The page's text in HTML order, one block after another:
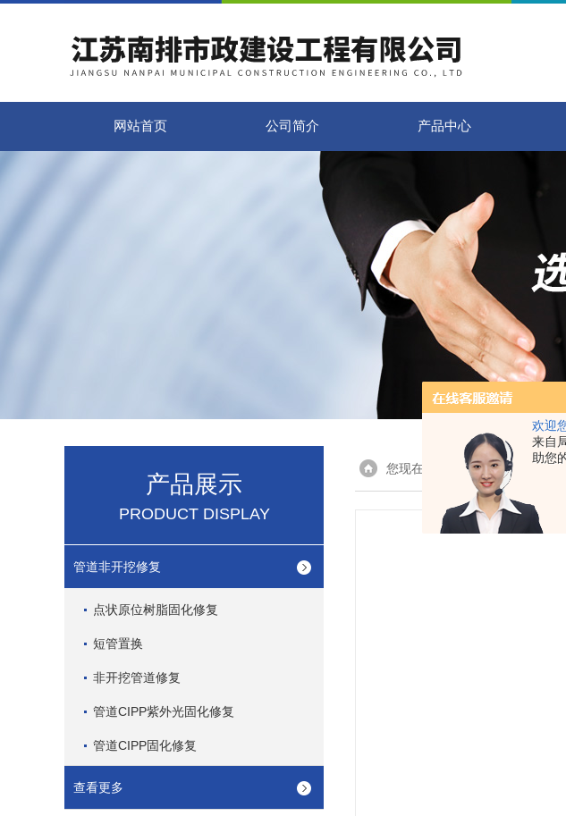
欢迎
来自
助您
网站首页 公司简介 产品中心
产品展示
PRODUCT DISPLAY
管道非开挖修复
点状原位树脂固化修复
短管置换
非开挖管道修复
管道CIPP紫外光固化修复
管道CIPP固化修复
查看更多
您现在的位置：首页> 产品展示